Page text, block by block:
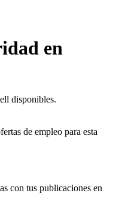
en
disponibles.
de empleo para esta
con tus publicaciones en